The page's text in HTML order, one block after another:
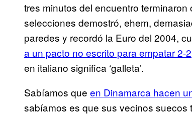
tres minutos del encuentro
selecciones demostró, ehem,
paredes y recordó la Euro del 2004,
a un pacto no escrito para empatar 2-2
en italiano significa ‘galleta’.
Sabíamos que en Dinamarca hacen
sabíamos es que sus vecinos suecos